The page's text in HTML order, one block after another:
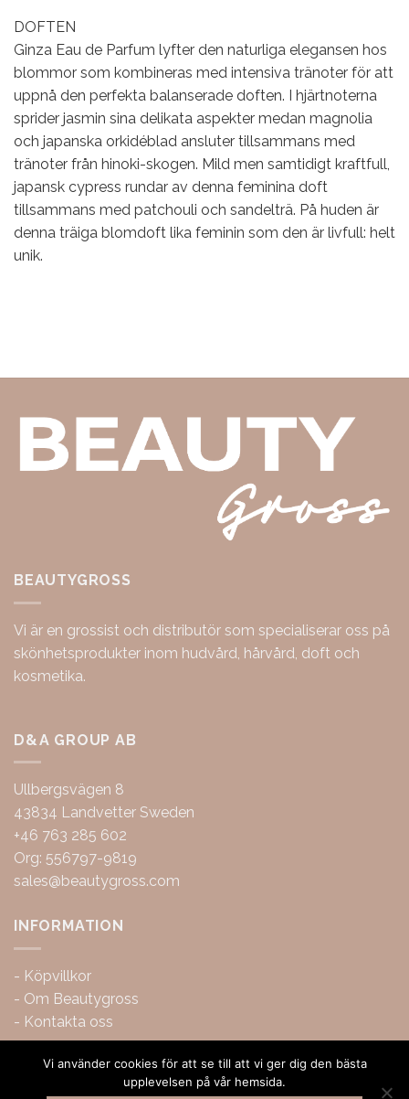
DOFTEN
Ginza Eau de Parfum lyfter den naturliga elegansen hos
blommor som kombineras med intensiva tränoter för att
uppnå den perfekta balanserade doften. I hjärtnoterna
sprider jasmin sina delikata aspekter medan magnolia
och japanska orkidéblad ansluter tillsammans med
tränoter från hinoki-skogen. Mild men samtidigt kraftfull,
japansk cypress rundar av denna feminina doft
tillsammans med patchouli och sandelträ. På huden är
denna träiga blomdoft lika feminin som den är livfull: helt
unik.
BEAUTYGROSS
Vi är en grossist och distributör som specialiserar oss på
skönhetsprodukter inom hudvård, hårvård, doft och
kosmetika.
D&A GROUP AB
Ullbergsvägen 8
43834 Landvetter Sweden
+46 763 285 602
Org: 556797-9819
sales@beautygross.com
INFORMATION
- Köpvillkor
- Om Beautygross
- Kontakta oss
Vi använder cookies för att se till att vi ger dig den bästa
upplevelsen på vår hemsida.